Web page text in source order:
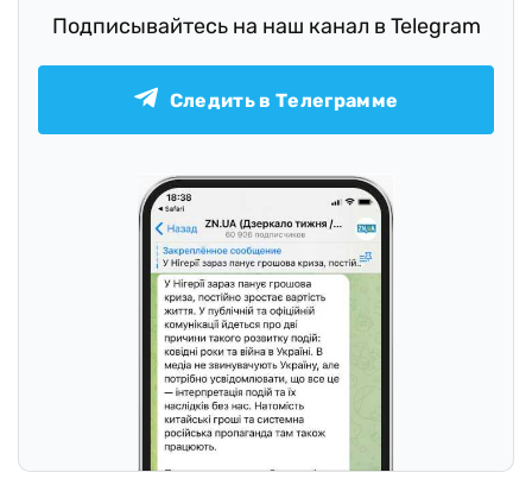
Подписывайтесь на наш канал в Telegram
Следить в Телеграмме